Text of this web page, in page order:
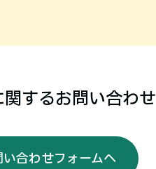
するお問い合わせ
い合わせフォームへ